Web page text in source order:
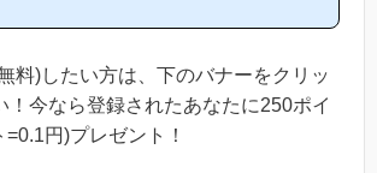
稼ぎができる「王道のポイントサイト」です！当
への...
料)したい方は、下のバナーをクリッ
！今なら登録されたあなたに250ポイ
円)プレゼント！